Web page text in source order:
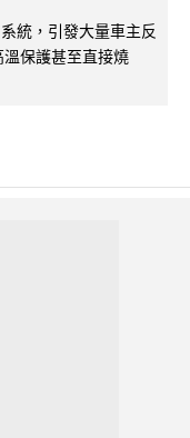
統，引發大量車主反
保護甚至直接燒